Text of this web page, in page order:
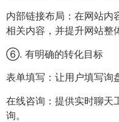
内部链接布局：在网站内
相关内容，并提升网站整
⑥. 有明确的转化目标
表单填写：让用户填写询
在线咨询：提供实时聊天
询。